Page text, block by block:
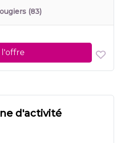
(83)
l'offre
d'activité